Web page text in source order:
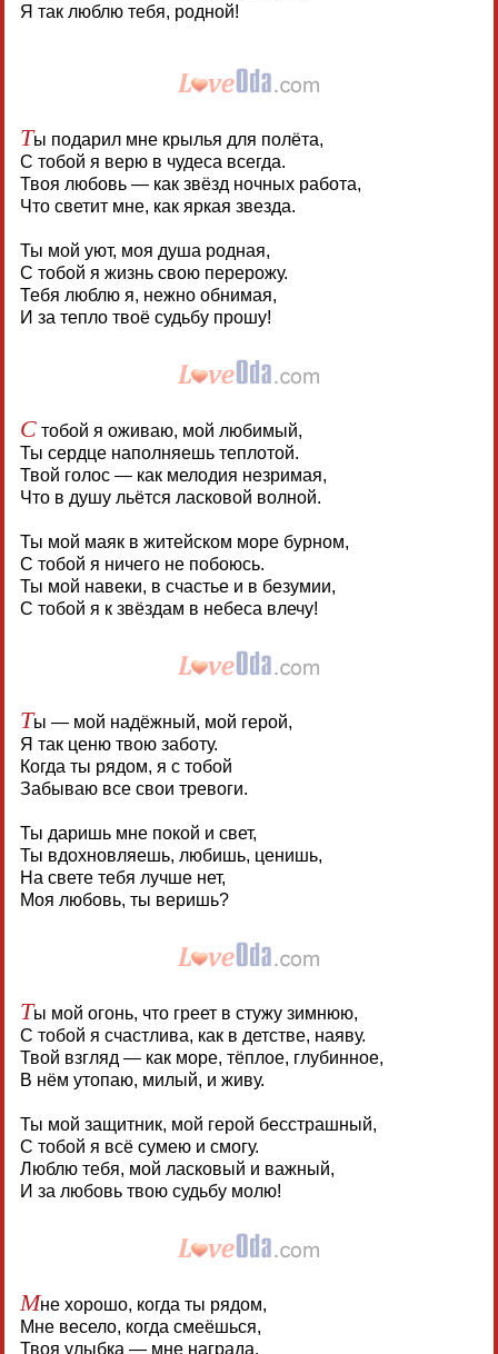
Я так люблю тебя, родной!
Ты подарил мне крылья для полёта,
С тобой я верю в чудеса всегда.
Твоя любовь — как звёзд ночных работа,
Что светит мне, как яркая звезда.
Ты мой уют, моя душа родная,
С тобой я жизнь свою перерожу.
Тебя люблю я, нежно обнимая,
И за тепло твоё судьбу прошу!
Стобой я оживаю, мой любимый,
Ты сердце наполняешь теплотой.
Твой голос — как мелодия незримая,
Что в душу льётся ласковой волной.
Ты мой маяк в житейском море бурном,
С тобой я ничего не побоюсь.
Ты мой навеки, в счастье и в безумии,
С тобой я к звёздам в небеса влечу!
Ты — мой надёжный, мой герой,
Я так ценю твою заботу.
Когда ты рядом, я с тобой
Забываю все свои тревоги.
Ты даришь мне покой и свет,
Ты вдохновляешь, любишь, ценишь,
На свете тебя лучше нет,
Моя любовь, ты веришь?
Ты мой огонь, что греет в стужу зимнюю,
С тобой я счастлива, как в детстве, наяву.
Твой взгляд — как море, тёплое, глубинное,
В нём утопаю, милый, и живу.
Ты мой защитник, мой герой бесстрашный,
С тобой я всё сумею и смогу.
Люблю тебя, мой ласковый и важный,
И за любовь твою судьбу молю!
Мне хорошо, когда ты рядом,
Мне весело, когда смеёшься,
Твоя улыбка — мне награда,